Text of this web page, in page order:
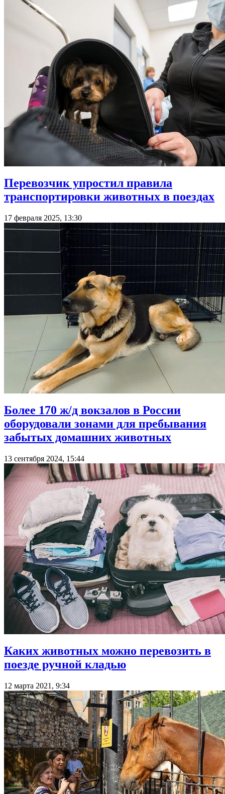
Перевозчик упростил правила
транспортировки животных в поездах
17 февраля 2025, 13:30
Более 170 ж/д вокзалов в России
оборудовали зонами для пребывания
забытых домашних животных
13 сентября 2024, 15:44
Каких животных можно перевозить в
поезде ручной кладью
12 марта 2021, 9:34